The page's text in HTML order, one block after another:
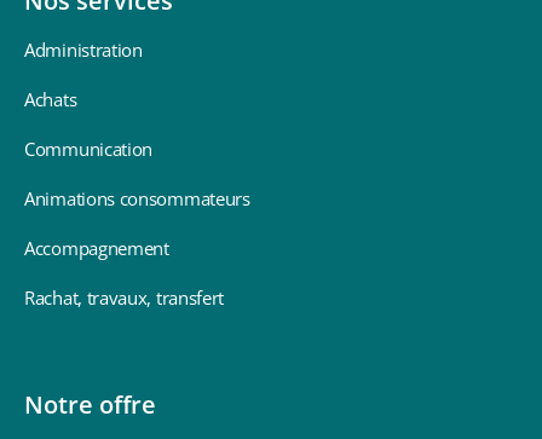
Administration
Achats
Communication
Animations consommateurs
Accompagnement
Rachat, travaux, transfert
Notre offre